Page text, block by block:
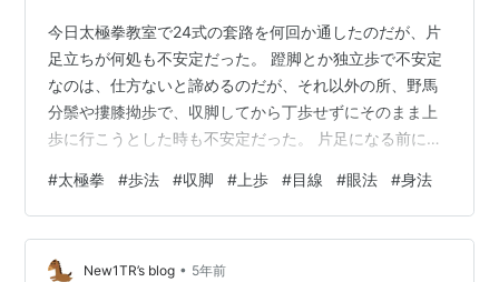
今日太極拳教室で24式の套路を何回か通したのだが、片
足立ちが何処も不安定だった。 蹬脚とか独立歩で不安定
なのは、仕方ないと諦めるのだが、それ以外の所、野馬
分鬃や摟膝拗歩で、収脚してから丁歩せずにそのまま上
歩に行こうとした時も不安定だった。 片足になる前に十
って居る積りだが、どうしても安定した収脚/上歩が出来
ない。 途中で先生から、「目線を上げて下さい、腰の位
置が足の真上に来てから片足になってください、そうす
れば、安定しますよ」と注意が有った。 これまでも、安
#太極拳 #歩法 #収脚 # 上歩 #目線 #眼法 #身法
New1TR’s blog • 5年前